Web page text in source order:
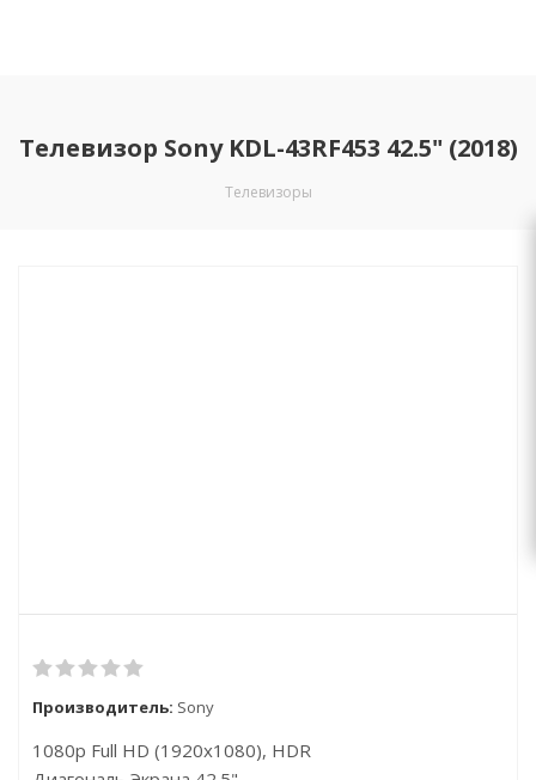
Телевизор Sony KDL-43RF453 42.5" (2018)
Телевизоры
Производитель: Sony
1080p Full HD (1920x1080), HDR